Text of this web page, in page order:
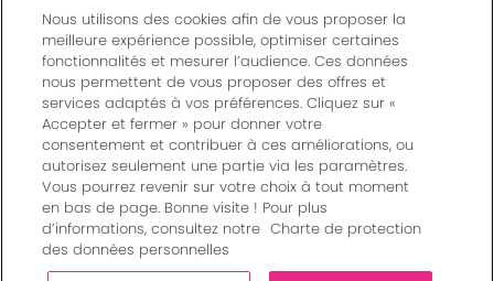
© Bordeaux Events And More | Rue Jean Samazeuilh - CS
20088 - 33070 Bordeaux cedex - France
Mentions légales|
Règlement général des manifestations
Un événement organisé par Bordeaux Events And More
Charte de protection des données personnelles
Nous utilisons des cookies afin de vous proposer la
meilleure expérience possible, optimiser certaines
fonctionnalités et mesurer l’audience. Ces données
nous permettent de vous proposer des offres et
services adaptés à vos préférences. Cliquez sur «
Accepter et fermer » pour donner votre
consentement et contribuer à ces améliorations, ou
autorisez seulement une partie via les paramètres.
Vous pourrez revenir sur votre choix à tout moment
en bas de page. Bonne visite ! Pour plus
d’informations, consultez notre Charte de protection
des données personnelles